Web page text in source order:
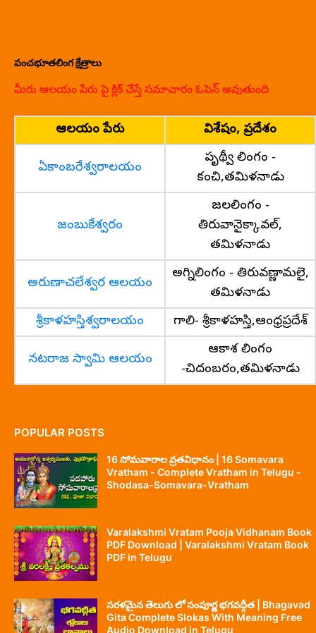
పంచభూతలింగ క్షేత్రాలు
మీరు ఆలయం పేరు పై క్లిక్ చేస్తే సమాచారం ఓపెన్ అవుతుంది
ఆలయం పేరు విశేషం, ప్రదేశం
ఏకాంబరేశ్వరాలయం
పృథ్వీ లింగం -
కంచి,తమిళనాడు
జంబుకేశ్వరం
జలలింగం -
తిరువానైక్కావల్,
తమిళనాడు
అరుణాచలేశ్వర ఆలయం
అగ్నిలింగం - తిరువణ్ణామలై,
తమిళనాడు
శ్రీకాళహస్తిశ్వరాలయం
గాలి- శ్రీకాళహస్తి,ఆంధ్రప్రదేశ్
నటరాజ స్వామి ఆలయం
ఆకాశ లింగం
-చిదంబరం,తమిళనాడు
POPULAR POSTS
16 సోమవారాల వ్రతవిధానం | 16 Somavara
Vratham - Complete Vratham in Telugu -
Shodasa-Somavara-Vratham
Varalakshmi Vratam Pooja Vidhanam Book
PDF Download | Varalakshmi Vratam Book
PDF in Telugu
సరళమైన తెలుగు లో సంపూర్ణ భగవద్గీత | Bhagavad
Gita Complete Slokas With Meaning Free
Audio Download in Telugu